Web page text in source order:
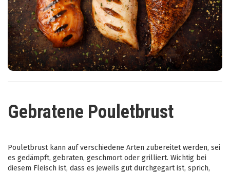
Gebratene Pouletbrust
Pouletbrust kann auf verschiedene Arten zubereitet werden, sei
es gedämpft, gebraten, geschmort oder grilliert. Wichtig bei
diesem Fleisch ist, dass es jeweils gut durchgegart ist, sprich,